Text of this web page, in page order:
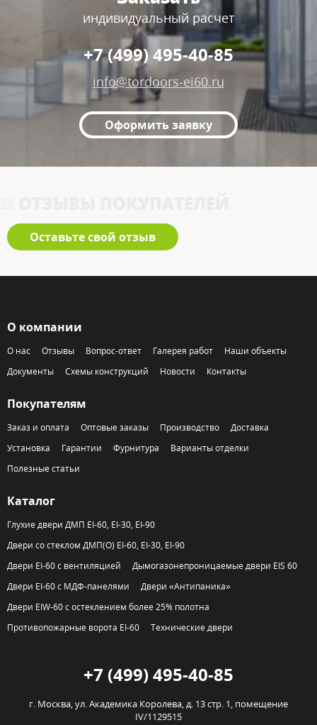
индивидуальный расчет
Оформить заявку
+7 (499) 495-40-85
info@tordoors-ei60.ru
Оставьте свой отзыв
О компании
О нас Отзывы Вопрос-ответ Галерея работ
Наши объекты
Документы
Схемы конструкций Новости Контакты
Покупателям
Заказ и оплата Оптовые заказы Производство
Доставка
Установка
Гарантии Фурнитура
Варианты отделки
Полезные статьи
Каталог
Глухие двери ДМП EI-60, EI-30, EI-90
Двери со стеклом ДМП(О) EI-60, EI-30, EI-90
Двери EI-60 с вентиляцией
Дымогазонепроницаемые двери EIS 60
Двери EI-60 с МДФ-панелями
Двери «Антипаника»
Двери EIW-60 с остеклением более 25% полотна
Противопожарные ворота EI-60
Технические двери
+7 (499) 495-40-85
г. Москва,ул. Академика Королева, д. 13 стр. 1, помещение
IV/1129515